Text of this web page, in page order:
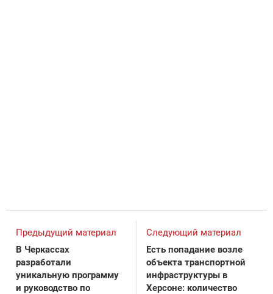
Предыдущий материал
В Черкассах
разработали
уникальную программу
и руководство по
Следующий материал
Есть попадание возле
объекта транспортной
инфраструктуры в
Херсоне: количество